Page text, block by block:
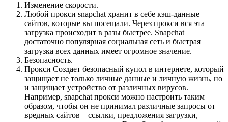
Изменение скорости.
Любой прокси snapchat хранит в себе кэш-данные
сайтов, которые вы посещали. Через прокси вся эта
загрузка происходит в разы быстрее. Snapchat
достаточно популярная социальная сеть и быстрая
загрузка всех данных имеет огромное значение.
Безопасность.
Прокси Создает безопасный купол в интернете, который
защищает не только личные данные и личную жизнь, но
и защищает устройство от различных вирусов.
Например, snapchat прокси можно настроить таким
образом, чтобы он не принимал различные запросы от
вредных сайтов – ссылки, предложения загрузки,